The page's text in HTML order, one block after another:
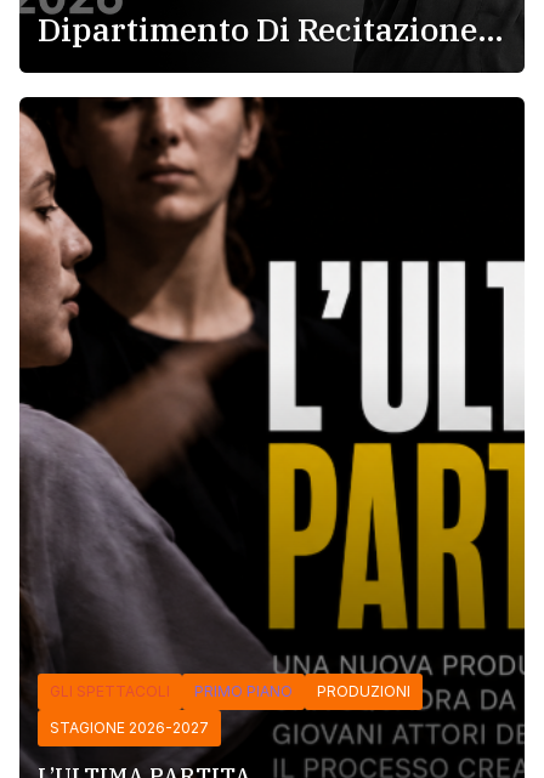
Dipartimento Di Recitazione –
Accademia Europea Di Danza
(2026/2027) | Scuola Di
Recitazione A Roma
GLI SPETTACOLI PRIMO PIANO
PRODUZIONI
STAGIONE 2026-2027